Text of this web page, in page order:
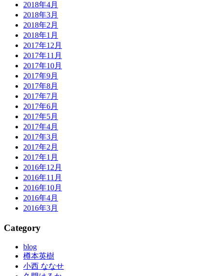
2018年4月
2018年3月
2018年2月
2018年1月
2017年12月
2017年11月
2017年10月
2017年9月
2017年8月
2017年7月
2017年6月
2017年5月
2017年4月
2017年3月
2017年2月
2017年1月
2016年12月
2016年11月
2016年10月
2016年4月
2016年3月
Category
blog
樽本英樹
小西 ななせ